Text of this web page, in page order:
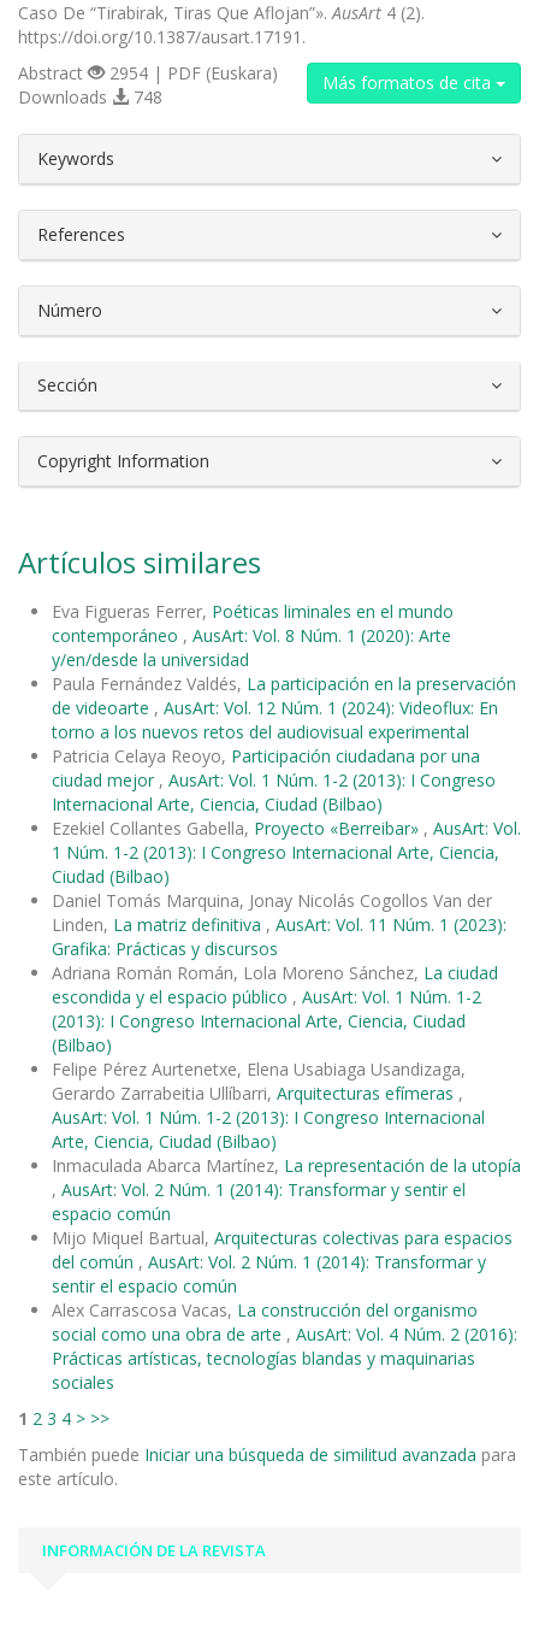
Caso De “Tirabirak, Tiras Que Aflojan”». AusArt 4 (2).
https://doi.org/10.1387/ausart.17191.
Más formatos de cita
Abstract
2954 | PDF (Euskara)
Downloads
748
Keywords
References
Número
Sección
Copyright Information
Artículos similares
Eva Figueras Ferrer, Poéticas liminales en el mundo
contemporáneo , AusArt: Vol. 8 Núm. 1 (2020): Arte
y/en/desde la universidad
Paula Fernández Valdés, La participación en la preservación
de videoarte , AusArt: Vol. 12 Núm. 1 (2024): Videoflux: En
torno a los nuevos retos del audiovisual experimental
Patricia Celaya Reoyo, Participación ciudadana por una
ciudad mejor , AusArt: Vol. 1 Núm. 1-2 (2013): I Congreso
Internacional Arte, Ciencia, Ciudad (Bilbao)
Ezekiel Collantes Gabella, Proyecto «Berreibar» , AusArt: Vol.
1 Núm. 1-2 (2013): I Congreso Internacional Arte, Ciencia,
Ciudad (Bilbao)
Daniel Tomás Marquina, Jonay Nicolás Cogollos Van der
Linden, La matriz definitiva , AusArt: Vol. 11 Núm. 1 (2023):
Grafika: Prácticas y discursos
Adriana Román Román, Lola Moreno Sánchez, La ciudad
escondida y el espacio público , AusArt: Vol. 1 Núm. 1-2
(2013): I Congreso Internacional Arte, Ciencia, Ciudad
(Bilbao)
Felipe Pérez Aurtenetxe, Elena Usabiaga Usandizaga,
Gerardo Zarrabeitia Ullíbarri, Arquitecturas efímeras ,
AusArt: Vol. 1 Núm. 1-2 (2013): I Congreso Internacional
Arte, Ciencia, Ciudad (Bilbao)
Inmaculada Abarca Martínez, La representación de la utopía
, AusArt: Vol. 2 Núm. 1 (2014): Transformar y sentir el
espacio común
Mijo Miquel Bartual, Arquitecturas colectivas para espacios
del común , AusArt: Vol. 2 Núm. 1 (2014): Transformar y
sentir el espacio común
Alex Carrascosa Vacas, La construcción del organismo
social como una obra de arte , AusArt: Vol. 4 Núm. 2 (2016):
Prácticas artísticas, tecnologías blandas y maquinarias
sociales
1 2 3 4 > >>
También puede Iniciar una búsqueda de similitud avanzada para
este artículo.
INFORMACIÓN DE LA REVISTA